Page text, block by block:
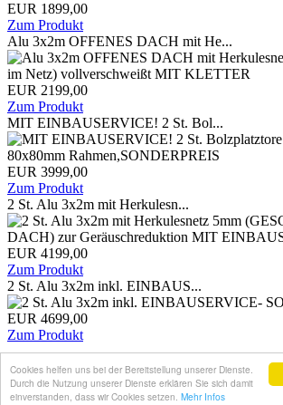
Cookies helfen uns bei der Bereitstellung unserer Dienste.
Durch die Nutzung unserer Dienste erklären Sie sich damit
einverstanden, dass wir Cookies setzen. Mehr Infos
EUR 1899,00
Zum Produkt
Alu 3x2m OFFENES DACH mit He...
EUR 2199,00
Zum Produkt
MIT EINBAUSERVICE! 2 St. Bol...
EUR 3999,00
Zum Produkt
2 St. Alu 3x2m mit Herkulesn...
EUR 4199,00
Zum Produkt
2 St. Alu 3x2m inkl. EINBAUS...
EUR 4699,00
Zum Produkt
www.bepa-spielgeräte.de
2007-2017Shops-Mieten.com